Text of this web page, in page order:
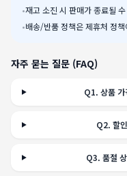
•재고 소진 시 판매가 종료될
•배송/반품 정책은 제휴처 정
자주 묻는 질문 (FAQ)
Q1.상품
Q2.할
Q3. 품절